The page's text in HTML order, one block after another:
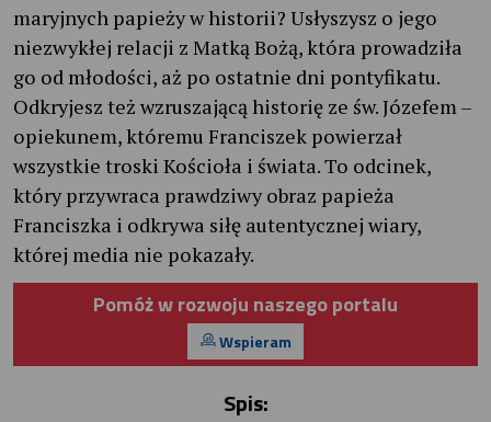
maryjnych papieży w historii? Usłyszysz o jego
niezwykłej relacji z Matką Bożą, która prowadziła
go od młodości, aż po ostatnie dni pontyfikatu.
Odkryjesz też wzruszającą historię ze św. Józefem –
opiekunem, któremu Franciszek powierzał
wszystkie troski Kościoła i świata. To odcinek,
który przywraca prawdziwy obraz papieża
Franciszka i odkrywa siłę autentycznej wiary,
której media nie pokazały.
Pomóż w rozwoju naszego portalu
Wspieram
Spis: